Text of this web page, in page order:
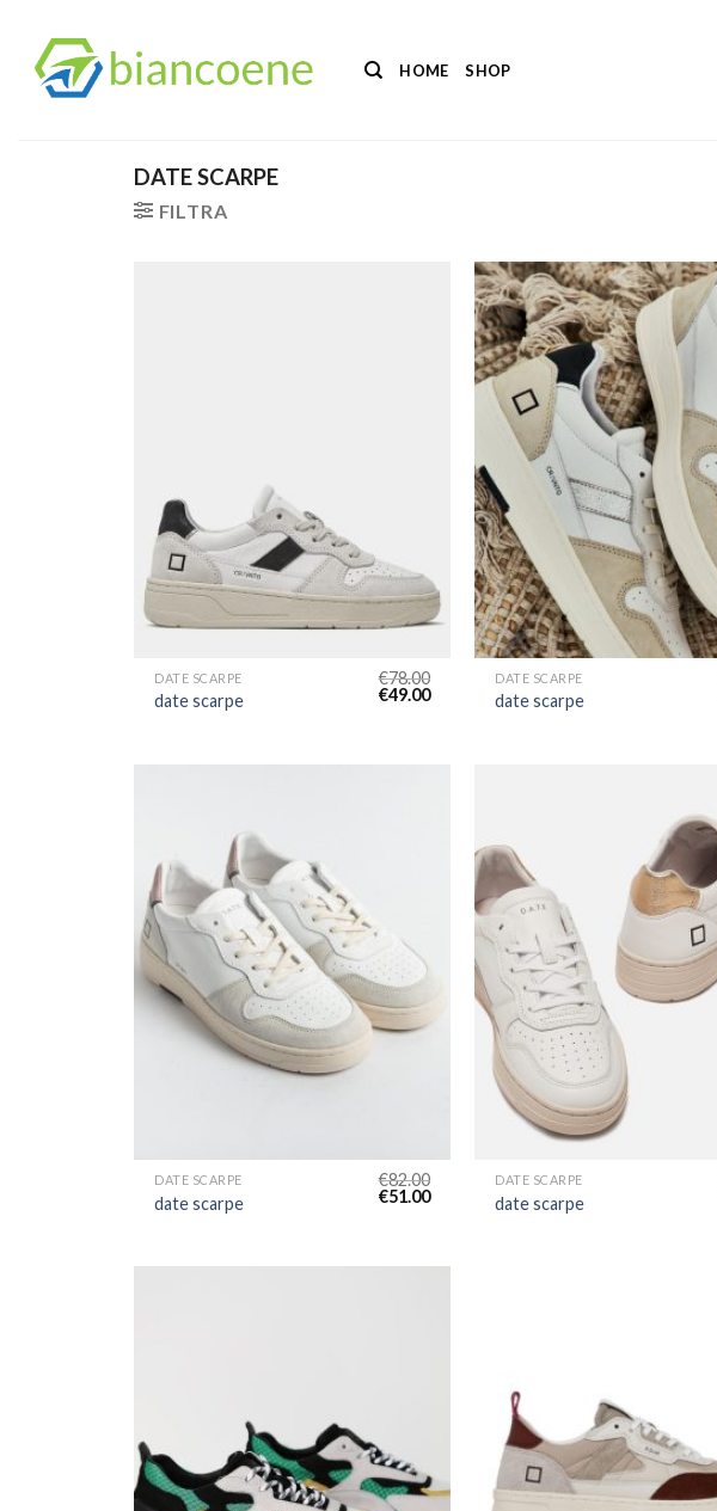
contenuti
HOME SHOP
DATE SCARPE
FILTRA
DATE SCARPE
date scarpe
€78.00
€49.00
DATE SCARPE
date scarpe
DATE SCARPE
date scarpe
€82.00
€51.00
DATE SCARPE
date scarpe